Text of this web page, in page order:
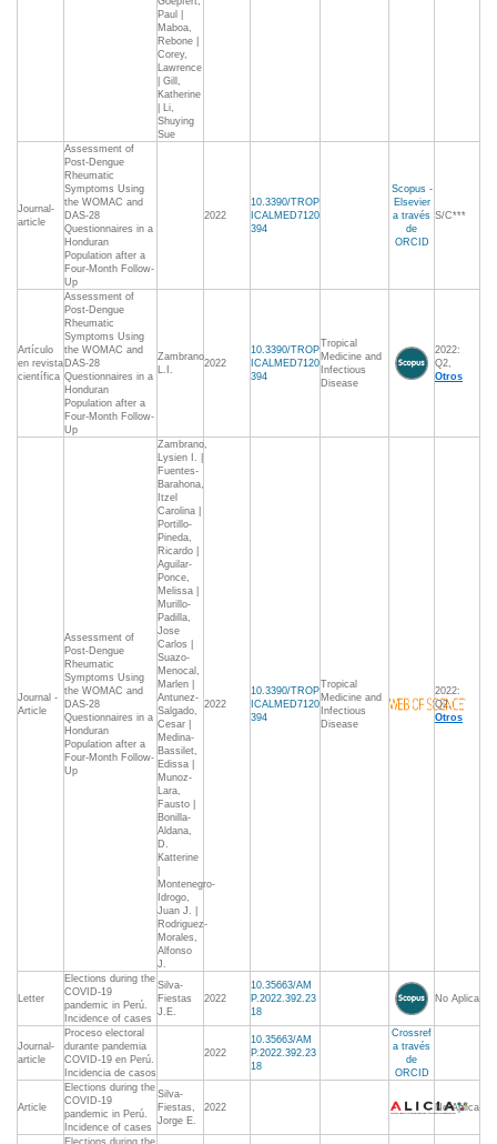
Paul |
Maboa,
Rebone |
Corey,
Lawrence
| Gill,
Katherine
| Li,
Shuying
Sue
Journal-
article
Assessment of
Post-Dengue
Rheumatic
Symptoms Using
the WOMAC and
DAS-28
Questionnaires in a
Honduran
Population after a
Four-Month Follow-
Up
2022
10.3390/TROP
ICALMED7120
394
Scopus -
Elsevier
a través
de
ORCID
S/C***
Artículo
en revista
científica
Assessment of
Post-Dengue
Rheumatic
Symptoms Using
the WOMAC and
DAS-28
Questionnaires in a
Honduran
Population after a
Four-Month Follow-
Up
Zambrano
L.I.
2022
10.3390/TROP
ICALMED7120
394
Tropical
Medicine and
Infectious
Disease
2022:
Q2,
Otros
Journal -
Article
Assessment of
Post-Dengue
Rheumatic
Symptoms Using
the WOMAC and
DAS-28
Questionnaires in a
Honduran
Population after a
Four-Month Follow-
Up
Zambrano,
Lysien I. |
Fuentes-
Barahona,
Itzel
Carolina |
Portillo-
Pineda,
Ricardo |
Aguilar-
Ponce,
Melissa |
Murillo-
Padilla,
Jose
Carlos |
Suazo-
Menocal,
Marlen |
Antunez-
Salgado,
Cesar |
Medina-
Bassilet,
Edissa |
Munoz-
Lara,
Fausto |
Bonilla-
Aldana,
D.
Katterine
Montenegro-
Idrogo,
Juan J. |
Rodriguez-
Morales,
Alfonso
J.
2022
10.3390/TROP
ICALMED7120
394
Tropical
Medicine and
Infectious
Disease
2022:
Q2,
Otros
Letter
Elections during the
COVID-19
pandemic in Perú.
Incidence of cases
Silva-
Fiestas
J.E.
2022
10.35663/AM
P.2022.392.23
18
No Aplica
Journal-
article
Proceso electoral
durante pandemia
COVID-19 en Perú.
Incidencia de casos
2022
10.35663/AM
P.2022.392.23
18
Crossref
a través
de
ORCID
Article
Elections during the
COVID-19
pandemic in Perú.
Incidence of cases
Silva-
Fiestas,
Jorge E.
2022 No Aplica
Elections during the